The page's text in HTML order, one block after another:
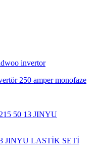
250 amper monofaze
JINYU LASTİK SETİ